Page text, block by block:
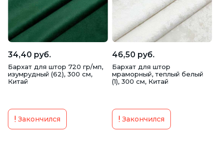
34,40 руб.
Бархат для штор 720 гр/мп,
изумрудный (62), 300 см,
Китай
Закончился
46,50 руб.
Бархат для штор
мраморный, теплый белый
(1), 300 см, Китай
Закончился